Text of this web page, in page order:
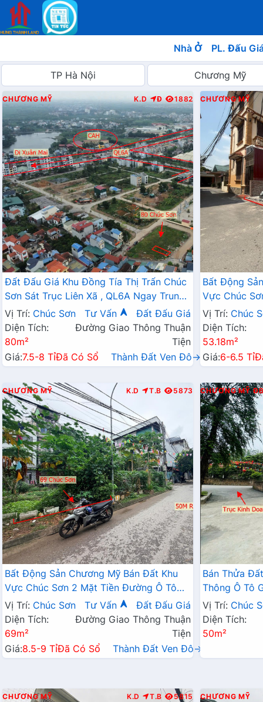
Nhà Ở PL. Đấu
CHƯƠNG MỸ K.D Đ 1882
Đất Đấu Giá Khu Đồng Tía Thị Trấn Chúc
Sơn Sát Trục Liên Xã , QL6A Ngay Trung
Tâm Hành Chính Huyện Chương Mỹ
Vị Trí: Chúc Sơn Tư Vấn
Đất Đấu Giá
Diện Tích:
80m²
Đường Giao Thông Thuận
Tiện
Giá:7.5-8 TỉĐã Có Sổ Thành Đất Ven Đô→
CHƯƠNG MỸ
Bất Động
Vực Chúc
Ô Tô Tránh
Vị Trí: Chúc
Diện Tích:
53.18m²
Giá:6-6.5 Tỉ
CHƯƠNG MỸ K.D T.B 5873
Bất Động Sản Chương Mỹ Bán Đất Khu
Vực Chúc Sơn 2 Mặt Tiền Đường Ô Tô
Tránh Ngay Sát Chợ Chúc
Vị Trí: Chúc Sơn Tư Vấn
Đất Đấu Giá
Diện Tích:
69m²
Đường Giao Thông Thuận
Tiện
Giá:8.5-9 TỉĐã Có Sổ Thành Đất Ven Đô→
CHƯƠNG MỸ
Bán Thửa
Thông Ô Tô
Mát Giá Chỉ
Vị Trí: Chúc
Diện Tích:
50m²
CHƯƠNG MỸ K.D T.B 5815 CHƯƠNG MỸ